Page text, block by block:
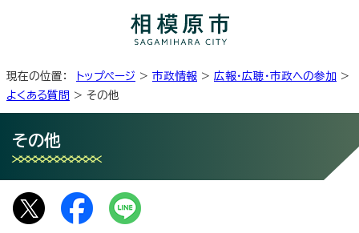
現在の位置： トップページ > 市政情報 > 広報・広聴・市政への参加 >
よくある質問 > その他
その他